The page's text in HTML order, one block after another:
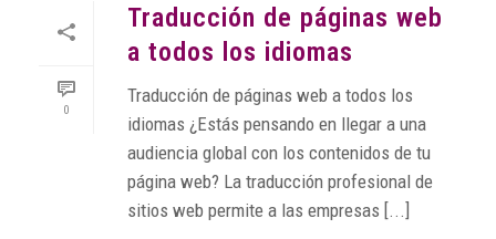
0
Traducción de páginas web
a todos los idiomas
Traducción de páginas web a todos los
idiomas ¿Estás pensando en llegar a una
audiencia global con los contenidos de tu
página web? La traducción profesional de
sitios web permite a las empresas [...]